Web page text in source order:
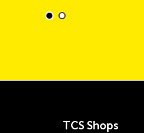
TCS Shops